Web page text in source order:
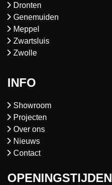
Dronten
Genemuiden
Meppel
Zwartsluis
Zwolle
INFO
Showroom
Projecten
Over ons
Nieuws
Contact
OPENINGSTIJDEN